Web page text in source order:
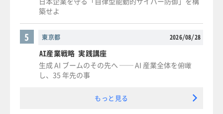
築せよ
東京都 2026/08/28
5
AI産業戦略 実践講座
生成 AI ブームのその先へ ── AI 産業全体を俯瞰
し、35 年先の事
もっと見る